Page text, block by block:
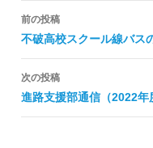
投
稿
ナ
ビ
前の投稿
不破高校スクール線バス
次の投稿
進路支援部通信（2022年